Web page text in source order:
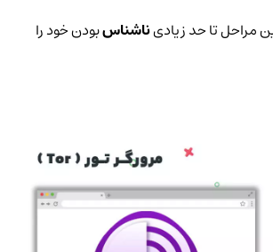
مراحل تا حد زیادیناشناسبودن خود را